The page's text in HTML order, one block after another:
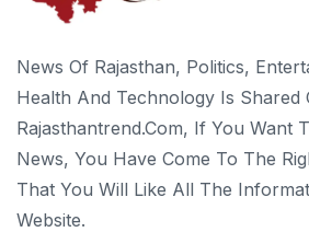
News Of Rajasthan, Politics,
Health And Technology Is Shared
Rajasthantrend.com, If You Want
News, You Have Come To The
That You Will Like All The
Website.